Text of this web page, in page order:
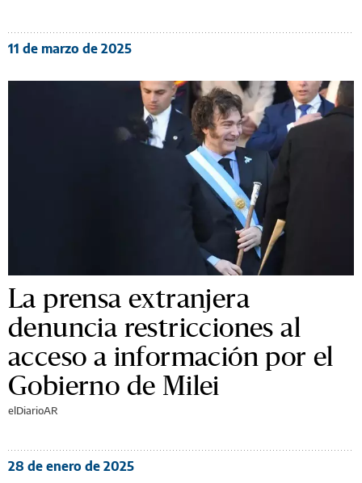
11 de marzo de 2025
La prensa extranjera
denuncia restricciones al
acceso a información por el
Gobierno de Milei
elDiarioAR
28 de enero de 2025